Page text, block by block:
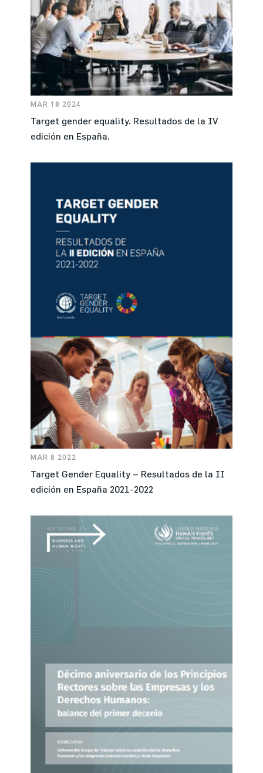
MAR 18 2024
Target gender equality. Resultados de la IV
edición en España.
MAR 8 2022
Target Gender Equality – Resultados de la II
edición en España 2021-2022